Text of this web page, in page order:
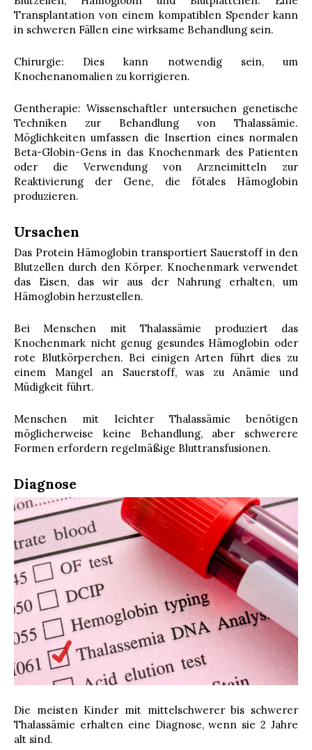
Transplantation von einem kompatiblen Spender kann
in schweren Fällen eine wirksame Behandlung sein.
Chirurgie: Dies kann notwendig sein, um
Knochenanomalien zu korrigieren.
Gentherapie: Wissenschaftler untersuchen genetische
Techniken zur Behandlung von Thalassämie.
Möglichkeiten umfassen die Insertion eines normalen
Beta-Globin-Gens in das Knochenmark des Patienten
oder die Verwendung von Arzneimitteln zur
Reaktivierung der Gene, die fötales Hämoglobin
produzieren.
Ursachen
Das Protein Hämoglobin transportiert Sauerstoff in den
Blutzellen durch den Körper. Knochenmark verwendet
das Eisen, das wir aus der Nahrung erhalten, um
Hämoglobin herzustellen.
Bei Menschen mit Thalassämie produziert das
Knochenmark nicht genug gesundes Hämoglobin oder
rote Blutkörperchen. Bei einigen Arten führt dies zu
einem Mangel an Sauerstoff, was zu Anämie und
Müdigkeit führt.
Menschen mit leichter Thalassämie benötigen
möglicherweise keine Behandlung, aber schwerere
Formen erfordern regelmäßige Bluttransfusionen.
Diagnose
Die meisten Kinder mit mittelschwerer bis schwerer
Thalassämie erhalten eine Diagnose, wenn sie 2 Jahre
alt sind.